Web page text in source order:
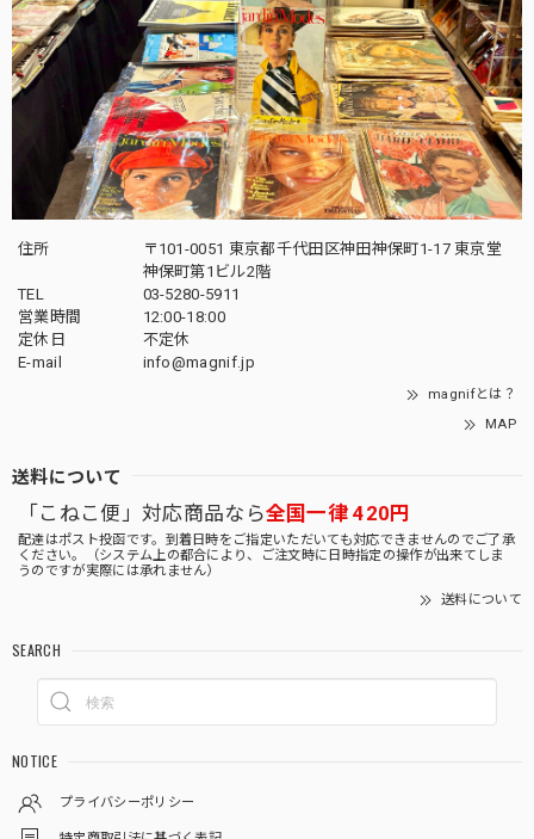
住所
〒101-0051 東京都千代田区神田神保町1-17 東京堂
神保町第1ビル2階
TEL
03-5280-5911
営業時間
12:00-18:00
定休日
不定休
E-mail
info@magnif.jp
magnifとは？
MAP
送料について
「こねこ便」対応商品なら全国一律 420円
配達はポスト投函です。到着日時をご指定いただいても対応できませんのでご了承
ください。（システム上の都合により、ご注文時に日時指定の操作が出来てしま
うのですが実際には承れません）
送料について
SEARCH
NOTICE
プライバシーポリシー